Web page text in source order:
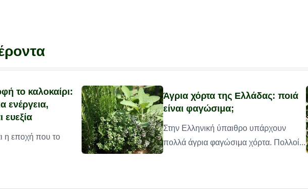
το καλοκαίρι:
ενέργεια,
ευεξία
η εποχή που το
Άγρια χόρτα της Ελλάδας: ποιά
είναι φαγώσιμα;
Στην Ελληνική ύπαιθρο υπάρχουν
πολλά άγρια φαγώσιμα χόρτα. Πολλοί...